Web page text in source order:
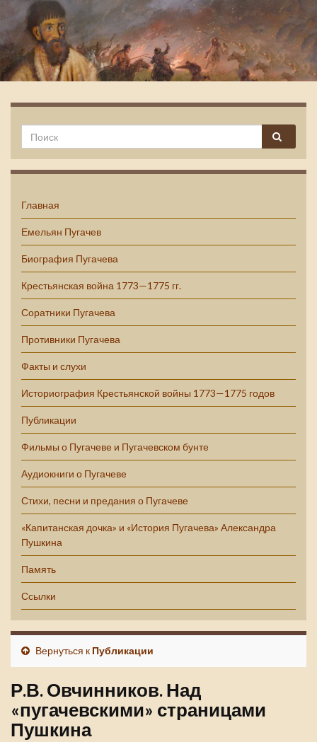
Емельян Пугачев
Главная
Емельян Пугачев
Биография Пугачева
Крестьянская война 1773—1775 гг.
Соратники Пугачева
Противники Пугачева
Факты и слухи
Историография Крестьянской войны 1773—1775 годов
Публикации
Фильмы о Пугачеве и Пугачевском бунте
Аудиокниги о Пугачеве
Стихи, песни и предания о Пугачеве
«Капитанская дочка» и «История Пугачева» Александра
Пушкина
Память
Ссылки
Вернуться к Публикации
Р.В. Овчинников. Над
«пугачевскими» страницами
Пушкина